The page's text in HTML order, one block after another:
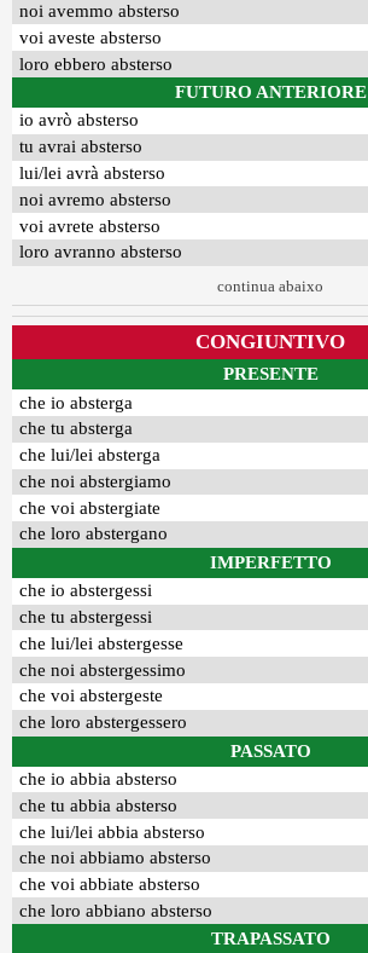
noi avemmo absterso
voi aveste absterso
loro ebbero absterso
FUTURO ANTERIORE
io avrò absterso
tu avrai absterso
lui/lei avrà absterso
noi avremo absterso
voi avrete absterso
loro avranno absterso
continua abaixo
CONGIUNTIVO
PRESENTE
che io absterga
che tu absterga
che lui/lei absterga
che noi abstergiamo
che voi abstergiate
che loro abstergano
IMPERFETTO
che io abstergessi
che tu abstergessi
che lui/lei abstergesse
che noi abstergessimo
che voi abstergeste
che loro abstergessero
PASSATO
che io abbia absterso
che tu abbia absterso
che lui/lei abbia absterso
che noi abbiamo absterso
che voi abbiate absterso
che loro abbiano absterso
TRAPASSATO